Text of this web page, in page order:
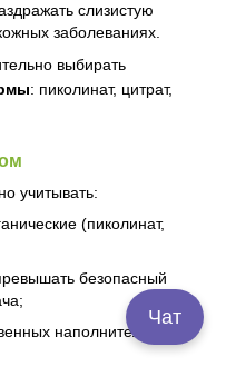
слизистую
заболеваниях.
выбирать
: пиколинат, цитрат,
учитывать:
(пиколинат,
безопасный
наполнителей,
Чат